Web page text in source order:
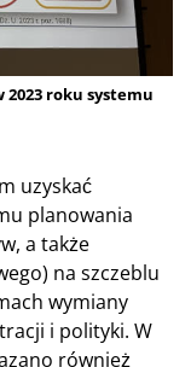
roku systemu
uzyskać
planowania
a także
na szczeblu
wymiany
i polityki. W
również